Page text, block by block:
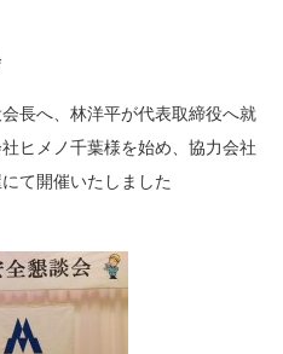
長へ、林洋平が代表取締役へ就
ヒメノ千葉様を始め、協力会社
て開催いたしました